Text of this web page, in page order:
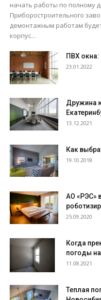
начать работы по полному
Приборостроительного
демонтажным работам
корпус...
ПВХ окна:
23.01.2022
Дружина
13.12.2021
Как
19.10.2018
АО «РЭС»
25.09.2020
Когда
погоды
11.08.2021
Теплая